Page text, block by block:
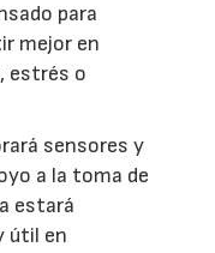
para
mejor en
estrés o
sensores y
a la toma de
estará
útil en